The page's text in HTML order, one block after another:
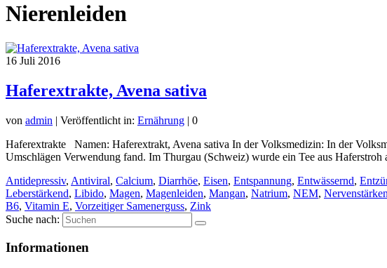
Nierenleiden
16 Juli 2016
Haferextrakte, Avena sativa
von admin | Veröffentlicht in: Ernährung | 0
Haferextrakte Namen: Haferextrakt, Avena sativa In der Volksmedizin: In der
Umschlägen Verwendung fand. Im Thurgau (Schweiz) wurde ein Tee aus
Antidepressiv, Antiviral, Calcium, Diarrhöe, Eisen, Entspannung, Entwässernd,
Leberstärkend, Libido, Magen, Magenleiden, Mangan, Natrium, NEM,
B6, Vitamin E, Vorzeitiger Samenerguss, Zink
Suche nach:
Informationen